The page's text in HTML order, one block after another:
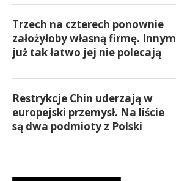
Trzech na czterech ponownie
założyłoby własną firmę. Innym
już tak łatwo jej nie polecają
Restrykcje Chin uderzają w
europejski przemysł. Na liście
są dwa podmioty z Polski